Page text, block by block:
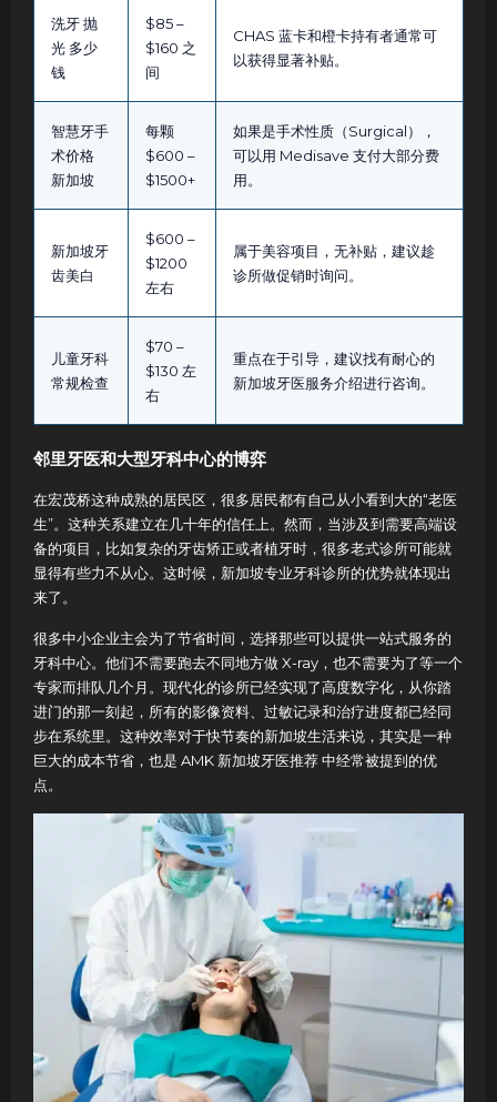
洗牙 抛
光 多少
钱
$85 –
$160 之
间
CHAS 蓝卡和橙卡持有者通常可
以获得显著补贴。
智慧牙手
术价格
新加坡
每颗
$600 –
$1500+
如果是手术性质（Surgical），
可以用 Medisave 支付大部分费
用。
新加坡牙
齿美白
$600 –
$1200
左右
属于美容项目，无补贴，建议趁
诊所做促销时询问。
儿童牙科
常规检查
$70 –
$130 左
右
重点在于引导，建议找有耐心的
新加坡牙医服务介绍进行咨询。
邻里牙医和大型牙科中心的博弈
在宏茂桥这种成熟的居民区，很多居民都有自己从小看到大的“老医
生”。这种关系建立在几十年的信任上。然而，当涉及到需要高端设
备的项目，比如复杂的牙齿矫正或者植牙时，很多老式诊所可能就
显得有些力不从心。这时候，新加坡专业牙科诊所的优势就体现出
来了。
很多中小企业主会为了节省时间，选择那些可以提供一站式服务的
牙科中心。他们不需要跑去不同地方做 X-ray，也不需要为了等一个
专家而排队几个月。现代化的诊所已经实现了高度数字化，从你踏
进门的那一刻起，所有的影像资料、过敏记录和治疗进度都已经同
步在系统里。这种效率对于快节奏的新加坡生活来说，其实是一种
巨大的成本节省，也是 AMK 新加坡牙医推荐 中经常被提到的优
点。